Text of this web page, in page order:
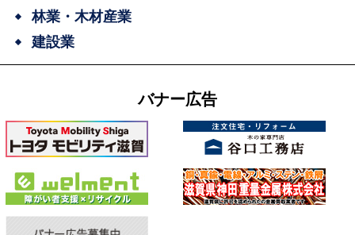
林業・木材産業
建設業
バナー広告